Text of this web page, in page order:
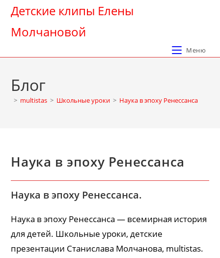
Перейти
содержимому
Детские клипы Елены
Молчановой
Меню
Блог
> multistas > Школьные уроки > Наука в эпоху Ренессанса
Наука в эпоху Ренессанса
Наука в эпоху Ренессанса.
Наука в эпоху Ренессанса — всемирная история
для детей. Школьные уроки, детские
презентации Станислава Молчанова, multistas.